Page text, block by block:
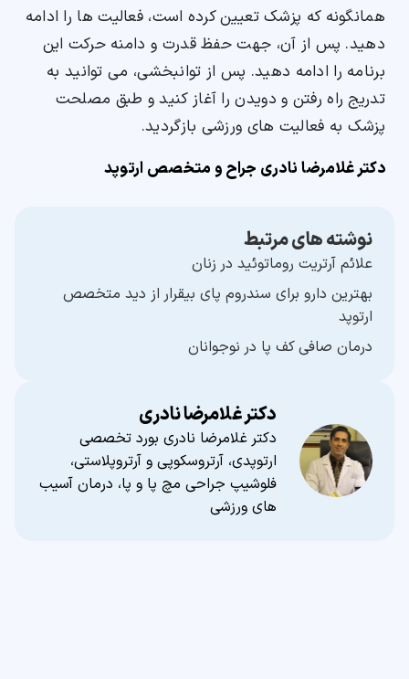
همانگونه که پزشک تعیین کرده است، فعالیت ها را ادامه
دهید. پس از آن، جهت حفظ قدرت و دامنه حرکت این
برنامه را ادامه دهید. پس از توانبخشی، می توانید به
تدریج راه رفتن و دویدن را آغاز کنید و طبق مصلحت
پزشک به فعالیت های ورزشی بازگردید.
دکتر غلامرضا نادری جراح و متخصص ارتوپد
نوشته های مرتبط
علائم آرتریت روماتوئید در زنان
بهترین دارو برای سندروم پای بیقرار از دید متخصص
ارتوپد
درمان صافی کف پا در نوجوانان
دکتر غلامرضا نادری
دکتر غلامرضا نادری بورد تخصصی
ارتوپدی، آرتروسکوپی و آرتروپلاستی،
فلوشیپ جراحی مچ پا و پا، درمان آسیب
های ورزشی